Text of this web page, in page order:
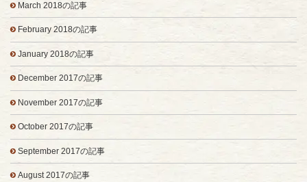
March 2018の記事
February 2018の記事
January 2018の記事
December 2017の記事
November 2017の記事
October 2017の記事
September 2017の記事
August 2017の記事